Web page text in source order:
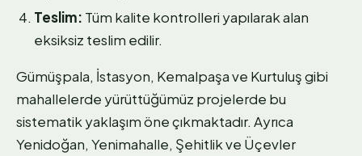
Teslim: Tüm kalite kontrolleri yapılarak alan
eksiksiz teslim edilir.
Gümüşpala, İstasyon, Kemalpaşa ve Kurtuluş gibi
mahallelerde yürüttüğümüz projelerde bu
sistematik yaklaşım öne çıkmaktadır. Ayrıca
Yenidoğan, Yenimahalle, Şehitlik ve Üçevler